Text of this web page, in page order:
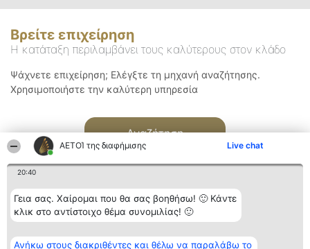
ΑΕΤΟΊ της διαφήμισης Live chat
20:40
Γεια σας. Χαίρομαι που θα σας βοηθήσω! 🙂 Κάντε
κλικ στο αντίστοιχο θέμα συνομιλίας! 🙂
Ανήκω στους διακριθέντες και θέλω να παραλάβω το
Βρείτε επιχείρηση
Η κατάταξη περιλαμβάνει τους καλύτερους στον κλάδο
Ψάχνετε επιχείρηση; Ελέγξτε τη μηχανή αναζήτησης.
Χρησιμοποιήστε την καλύτερη υπηρεσία
Αναζήτηση
Διοργανωτής της
κατάταξης
Κατάταξη
Διακριθέντες
Επικοινωνία
Επικοινωνία